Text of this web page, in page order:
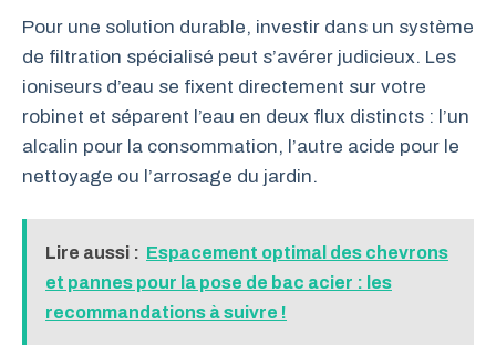
Pour une solution durable, investir dans un système
de filtration spécialisé peut s’avérer judicieux. Les
ioniseurs d’eau se fixent directement sur votre
robinet et séparent l’eau en deux flux distincts : l’un
alcalin pour la consommation, l’autre acide pour le
nettoyage ou l’arrosage du jardin.
Lire aussi : Espacement optimal des chevrons
et pannes pour la pose de bac acier : les
recommandations à suivre !